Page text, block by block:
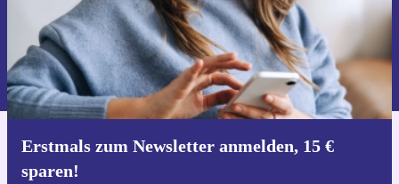
Erstmals zum Newsletter anmelden, 15 €
sparen!
Gutschein anfordern
Informationen über die Verwendung personenbezogener Daten findest
du in unserer
Datenschutzerklärung.
Hol dir die refurbed-App